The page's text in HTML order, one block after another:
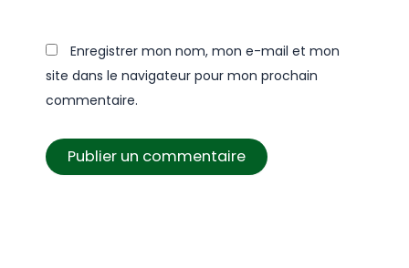
Enregistrer mon nom, mon e-mail et mon
site dans le navigateur pour mon prochain
commentaire.